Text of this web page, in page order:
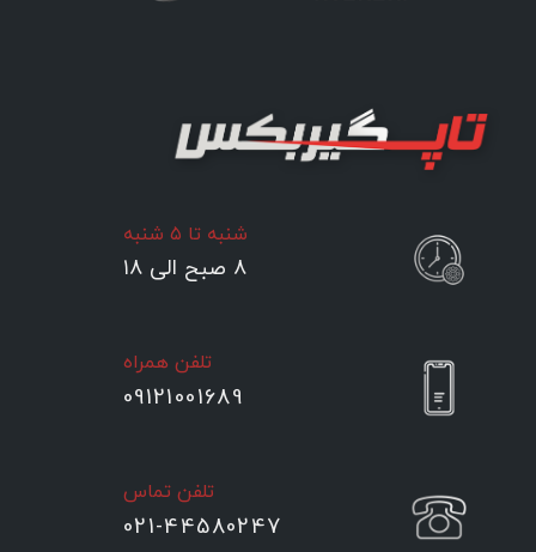
شنبه تا ۵ شنبه
۸ صبح الی ۱۸
تلفن همراه
09121001689
تلفن تماس
021-44580247